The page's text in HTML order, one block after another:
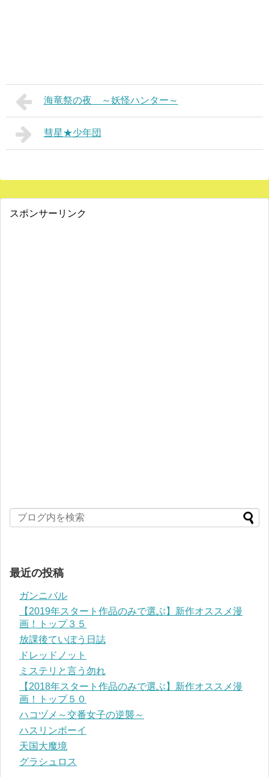
海竜祭の夜 ～妖怪ハンター～
彗星★少年団
スポンサーリンク
最近の投稿
ガンニバル
【2019年スタート作品のみで選ぶ】新作オススメ漫
画！トップ３５
放課後ていぼう日誌
ドレッドノット
ミステリと言う勿れ
【2018年スタート作品のみで選ぶ】新作オススメ漫
画！トップ５０
ハコヅメ～交番女子の逆襲～
ハスリンボーイ
天国大魔境
グラシュロス